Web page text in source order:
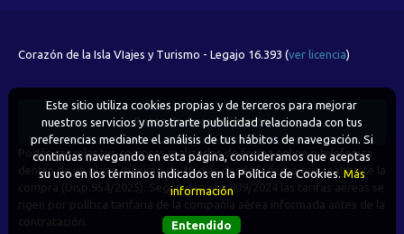
Corazón de la Isla VIajes y Turismo - Legajo 16.393 (ver licencia)
Boton de arrepentimiento
Podés cancelar tus compras realizadas de forma online o telefonica
dentro de un plazo máximo de 10 días desde la fecha que realizaste la
compra (Disp.954/2025). Según decreto 809/2024 las tarifas aéreas se
rigen por política tarifaria de la compañía aérea informada antes de la
contratación.
Este sitio utiliza cookies propias y de terceros para mejorar
nuestros servicios y mostrarte publicidad relacionada con tus
preferencias mediante el análisis de tus hábitos de navegación. Si
continúas navegando en esta página, consideramos que aceptas
su uso en los términos indicados en la Política de Cookies.Más
información
Entendido